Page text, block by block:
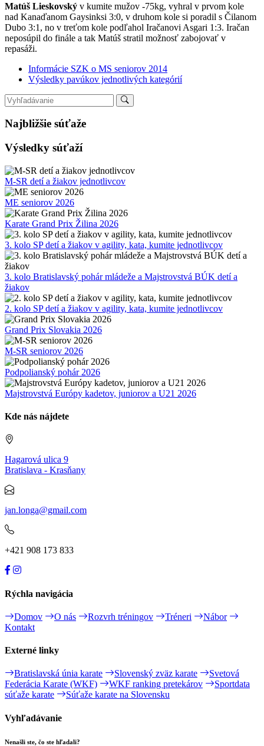
Matúš Lieskovský v kumite mužov -75kg, vyhral v prvom kole
nad Kanaďanom Gaysinksi 3:0, v druhom kole si poradil s Čilanom
Dubo 3:1, no v treťom kole podľahol Iračanovi Asgari 1:3. Iračan
neposúpil do finále a tak Matúš stratil možnosť zabojovať v
repasáži.
Informácie SZK o MS seniorov 2014
Výsledky pavúkov jednotlivých kategórií
Najbližšie súťaže
Výsledky súťaží
M-SR detí a žiakov jednotlivcov
ME seniorov 2026
Karate Grand Prix Žilina 2026
3. kolo SP detí a žiakov v agility, kata, kumite jednotlivcov
3. kolo Bratislavský pohár mládeže a Majstrovstvá BÚK detí a
žiakov
2. kolo SP detí a žiakov v agility, kata, kumite jednotlivcov
Grand Prix Slovakia 2026
M-SR seniorov 2026
Podpolianský pohár 2026
Majstrovstvá Európy kadetov, juniorov a U21 2026
Kde nás nájdete
Hagarová ulica 9
Bratislava - Krasňany
jan.longa@gmail.com
+421 908 173 833
Rýchla navigácia
Domov O nás Rozvrh tréningov Tréneri
Nábor
Kontakt
Externé linky
Bratislavská únia karate Slovenský zväz karate
Svetová
Federácia Karate (WKF)
WKF ranking pretekárov
Sportdata
súťaže karate
Súťaže karate na Slovensku
Vyhľadávanie
Nenašli ste, čo ste hľadali?